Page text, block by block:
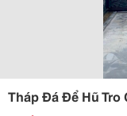
Tháp Đá Để Hũ Tro